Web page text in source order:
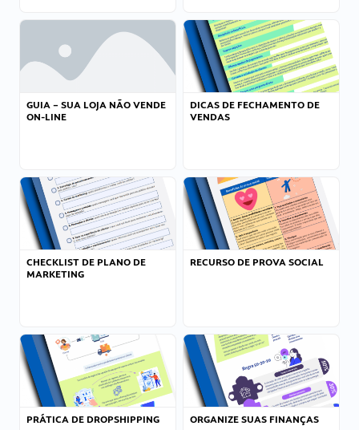
GUIA – SUA LOJA NÃO VENDE
ON-LINE
DICAS DE FECHAMENTO DE
VENDAS
CHECKLIST DE PLANO DE
MARKETING
RECURSO DE PROVA SOCIAL
PRÁTICA DE DROPSHIPPING ORGANIZE SUAS FINANÇAS